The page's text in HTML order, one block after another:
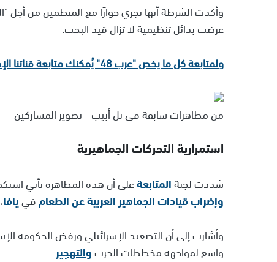
وأكدت الشرطة أنها تجري حوارًا مع المنظمين من أجل
عرضت بدائل تنظيمية لا تزال قيد البحث.
ولمتابعة كل ما يخص "عرب 48" يُمكنك متابعة قناتنا الإخبارية على تلجرام
من مظاهرات سابقة في تل أبيب - تصوير المشاركين
استمرارية التحركات الجماهيرية
شددت لجنةالمتابعةعلى أن هذه المظاهرة تأتي
وإضراب قيادات الجماهير العربية عن الطعامفييافا
وأشارت إلى أن التصعيد الإسرائيلي ورفض الحكومة
واسع لمواجهة مخططات الحربوالتهجير.